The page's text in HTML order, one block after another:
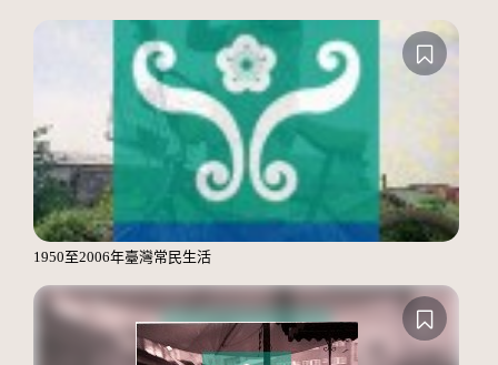
1950至2006年臺灣常民生活